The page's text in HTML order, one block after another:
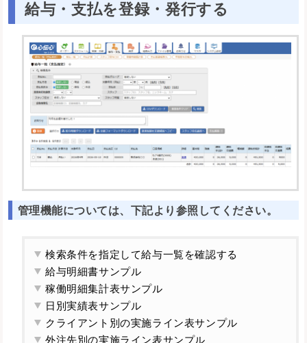
給与・支払を登録・発行する
管理機能については、下記より参照してください。
検索条件を指定して給与一覧を確認する
給与明細書サンプル
稼働明細集計表サンプル
日別実績表サンプル
クライアント別の実施ライン表サンプル
外注先別の実施ライン表サンプル